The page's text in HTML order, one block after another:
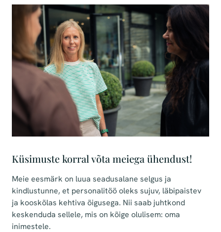
Küsimuste korral võta meiega ühendust!
Meie eesmärk on luua seadusalane selgus ja
kindlustunne, et personalitöö oleks sujuv, läbipaistev
ja kooskõlas kehtiva õigusega. Nii saab juhtkond
keskenduda sellele, mis on kõige olulisem: oma
inimestele.